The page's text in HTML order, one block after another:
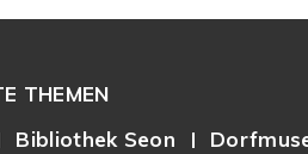
THEMEN
Bibliothek Seon